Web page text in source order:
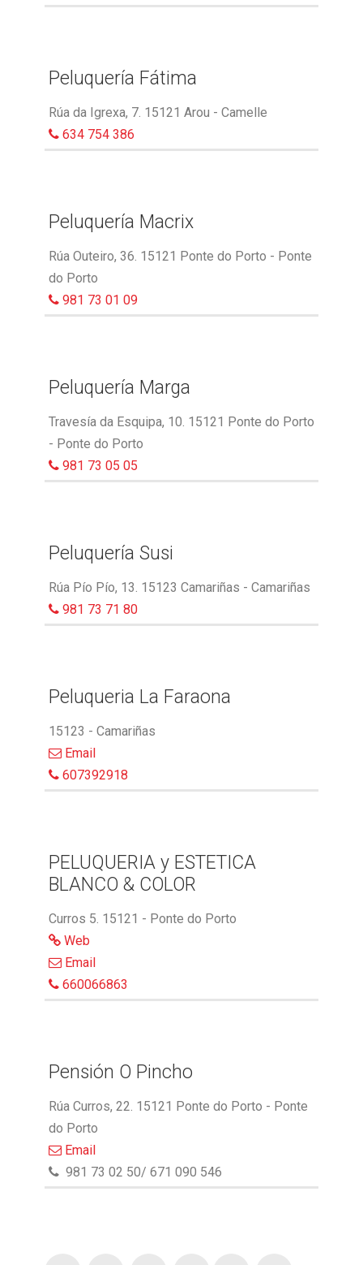
Peluquería Fátima
Rúa da Igrexa, 7. 15121 Arou - Camelle
634 754 386
Peluquería Macrix
Rúa Outeiro, 36. 15121 Ponte do Porto - Ponte
do Porto
981 73 01 09
Peluquería Marga
Travesía da Esquipa, 10. 15121 Ponte do Porto
- Ponte do Porto
981 73 05 05
Peluquería Susi
Rúa Pío Pío, 13. 15123 Camariñas - Camariñas
981 73 71 80
Peluqueria La Faraona
15123 - Camariñas
Email
607392918
PELUQUERIA y ESTETICA
BLANCO & COLOR
Curros 5. 15121 - Ponte do Porto
Web
Email
660066863
Pensión O Pincho
Rúa Curros, 22. 15121 Ponte do Porto - Ponte
do Porto
Email
981 73 02 50/ 671 090 546